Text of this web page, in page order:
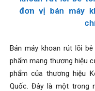
đơn vị bán máy
Bán máy khoan rút lõi
phẩm mang thương hiệu
phẩm của thương hiệu
Quốc. Đây là một trong